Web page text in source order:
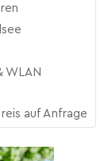
WLAN
auf Anfrage